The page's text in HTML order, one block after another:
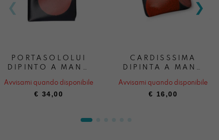
PORTASOLOLUI
DIPINTO A MANO
Avvisami quando disponibile
€ 34,00
CARDISSSIMA
DIPINTA A MANO
Avvisami quando disponibile
€ 16,00